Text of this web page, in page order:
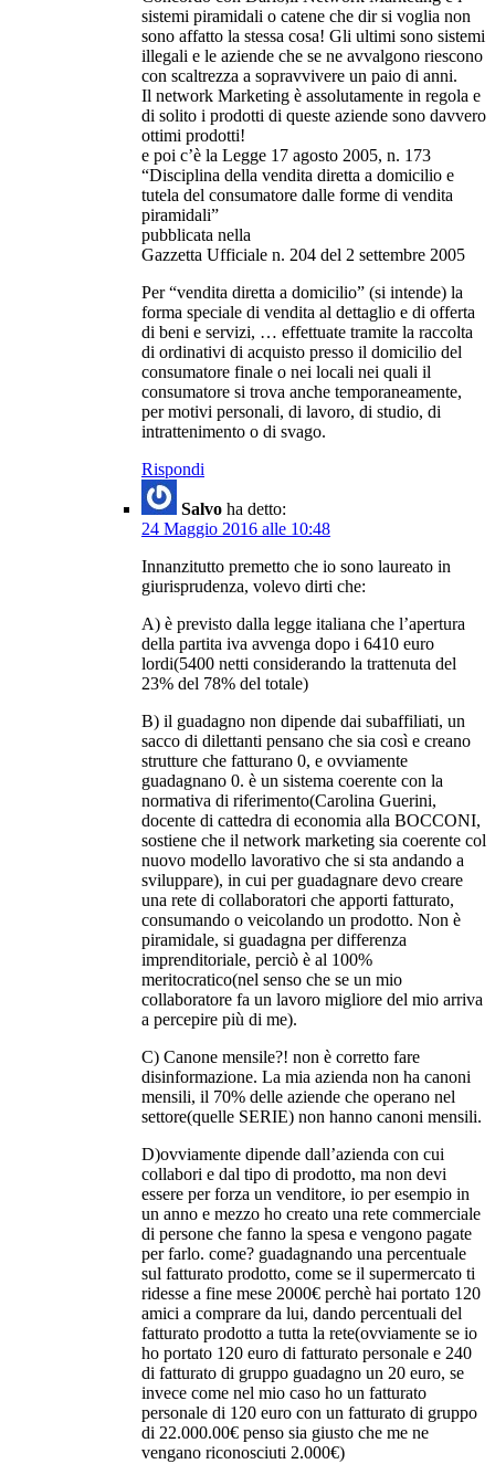
sistemi piramidali o catene che dir si voglia non
sono affatto la stessa cosa! Gli ultimi sono sistemi
illegali e le aziende che se ne avvalgono riescono
con scaltrezza a sopravvivere un paio di anni.
Il network Marketing è assolutamente in regola e
di solito i prodotti di queste aziende sono davvero
ottimi prodotti!
e poi c’è la Legge 17 agosto 2005, n. 173
“Disciplina della vendita diretta a domicilio e
tutela del consumatore dalle forme di vendita
piramidali”
pubblicata nella
Gazzetta Ufficiale n. 204 del 2 settembre 2005
Per “vendita diretta a domicilio” (si intende) la
forma speciale di vendita al dettaglio e di offerta
di beni e servizi, … effettuate tramite la raccolta
di ordinativi di acquisto presso il domicilio del
consumatore finale o nei locali nei quali il
consumatore si trova anche temporaneamente,
per motivi personali, di lavoro, di studio, di
intrattenimento o di svago.
Rispondi
Salvo ha detto:
24 Maggio 2016 alle 10:48
Innanzitutto premetto che io sono laureato in
giurisprudenza, volevo dirti che:
A) è previsto dalla legge italiana che l’apertura
della partita iva avvenga dopo i 6410 euro
lordi(5400 netti considerando la trattenuta del
23% del 78% del totale)
B) il guadagno non dipende dai subaffiliati, un
sacco di dilettanti pensano che sia così e creano
strutture che fatturano 0, e ovviamente
guadagnano 0. è un sistema coerente con la
normativa di riferimento(Carolina Guerini,
docente di cattedra di economia alla BOCCONI,
sostiene che il network marketing sia coerente col
nuovo modello lavorativo che si sta andando a
sviluppare), in cui per guadagnare devo creare
una rete di collaboratori che apporti fatturato,
consumando o veicolando un prodotto. Non è
piramidale, si guadagna per differenza
imprenditoriale, perciò è al 100%
meritocratico(nel senso che se un mio
collaboratore fa un lavoro migliore del mio arriva
a percepire più di me).
C) Canone mensile?! non è corretto fare
disinformazione. La mia azienda non ha canoni
mensili, il 70% delle aziende che operano nel
settore(quelle SERIE) non hanno canoni mensili.
D)ovviamente dipende dall’azienda con cui
collabori e dal tipo di prodotto, ma non devi
essere per forza un venditore, io per esempio in
un anno e mezzo ho creato una rete commerciale
di persone che fanno la spesa e vengono pagate
per farlo. come? guadagnando una percentuale
sul fatturato prodotto, come se il supermercato ti
ridesse a fine mese 2000€ perchè hai portato 120
amici a comprare da lui, dando percentuali del
fatturato prodotto a tutta la rete(ovviamente se io
ho portato 120 euro di fatturato personale e 240
di fatturato di gruppo guadagno un 20 euro, se
invece come nel mio caso ho un fatturato
personale di 120 euro con un fatturato di gruppo
di 22.000.00€ penso sia giusto che me ne
vengano riconosciuti 2.000€)